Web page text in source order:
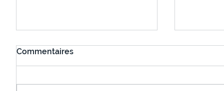
Commentaires